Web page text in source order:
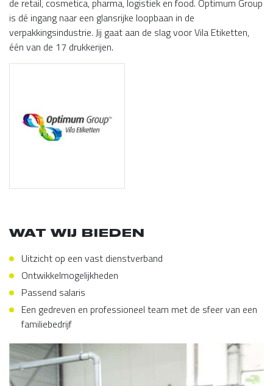
de retail, cosmetica, pharma, logistiek en food. Optimum Group
is dé ingang naar een glansrijke loopbaan in de
verpakkingsindustrie. Jij gaat aan de slag voor Vila Etiketten,
één van de 17 drukkerijen.
WAT WIJ BIEDEN
Uitzicht op een vast dienstverband
Ontwikkelmogelijkheden
Passend salaris
Een gedreven en professioneel team met de sfeer van een
familiebedrijf